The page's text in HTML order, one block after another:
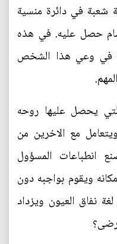
شعبة في دائرة منسية
حصل عليه. في هذه
في وعي هذا الشخص
يحصل عليها روحه
مع الاخرين من
انطباعات المسؤول
ويقوم بواجبه دون
نفاق العيون ويزداد